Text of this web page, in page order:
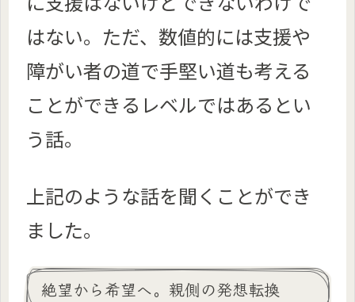
はない。ただ、数値的には支援や
障がい者の道で手堅い道も考える
ことができるレベルではあるとい
う話。
上記のような話を聞くことができ
ました。
絶望から希望へ。親側の発想転換